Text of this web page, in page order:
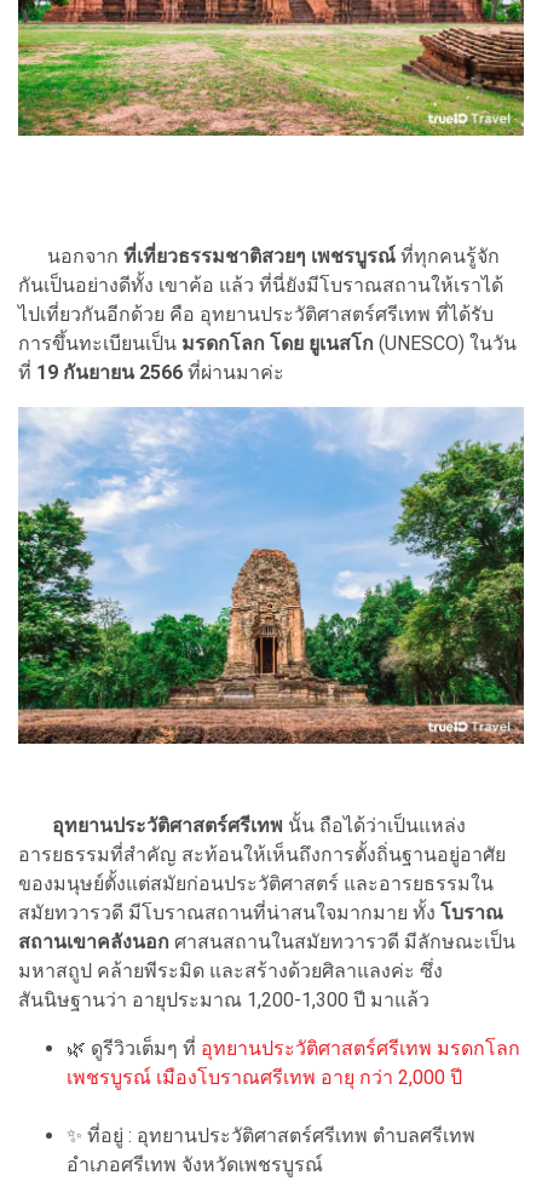
นอกจาก ที่เที่ยวธรรมชาติสวยๆ เพชรบูรณ์ ที่ทุกคนรู้จัก
กันเป็นอย่างดีทั้ง เขาค้อ แล้ว ที่นี่ยังมีโบราณสถานให้เราได้
ไปเที่ยวกันอีกด้วย คือ อุทยานประวัติศาสตร์ศรีเทพ ที่ได้รับ
การขึ้นทะเบียนเป็น มรดกโลก โดย ยูเนสโก (UNESCO) ในวัน
ที่ 19 กันยายน 2566 ที่ผ่านมาค่ะ
อุทยานประวัติศาสตร์ศรีเทพ นั้น ถือได้ว่าเป็นแหล่ง
อารยธรรมที่สำคัญ สะท้อนให้เห็นถึงการตั้งถิ่นฐานอยู่อาศัย
ของมนุษย์ตั้งแต่สมัยก่อนประวัติศาสตร์ และอารยธรรมใน
สมัยทวารวดี มีโบราณสถานที่น่าสนใจมากมาย ทั้ง โบราณ
สถานเขาคลังนอก ศาสนสถานในสมัยทวารวดี มีลักษณะเป็น
มหาสถูป คล้ายพีระมิด และสร้างด้วยศิลาแลงค่ะ ซึ่ง
สันนิษฐานว่า อายุประมาณ 1,200-1,300 ปี มาแล้ว
🌿 ดูรีวิวเต็มๆ ที่ อุทยานประวัติศาสตร์ศรีเทพ มรดกโลก
เพชรบูรณ์ เมืองโบราณศรีเทพ อายุ กว่า 2,000 ปี
✨ ที่อยู่ : อุทยานประวัติศาสตร์ศรีเทพ ตำบลศรีเทพ
อำเภอศรีเทพ จังหวัดเพชรบูรณ์